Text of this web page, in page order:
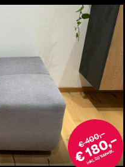
€ 400,–
€ 180,–
inkl. 20% MwSt.